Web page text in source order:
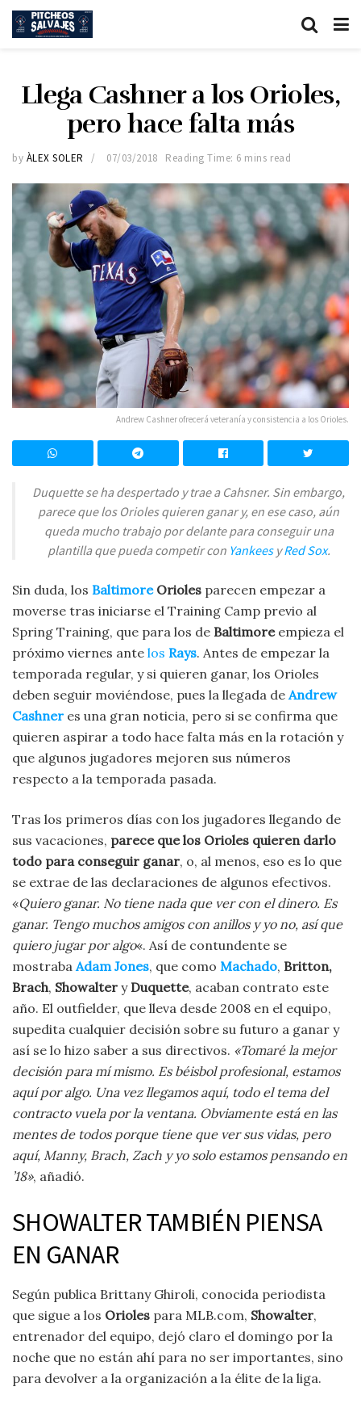
Llega Cashner a los Orioles,
pero hace falta más
by ÀLEX SOLER 07/03/2018 Reading Time: 6 mins read
Andrew Cashner ofrecerá veteranía y consistencia a los Orioles.
Duquette se ha despertado y trae a Cahsner. Sin embargo,
parece que los Orioles quieren ganar y, en ese caso, aún
queda mucho trabajo por delante para conseguir una
plantilla que pueda competir con YankeesyRed Sox.
Sin duda, los BaltimoreOrioles parecen empezar a
moverse tras iniciarse el Training Camp previo al
Spring Training, que para los de Baltimoreempieza el
próximo viernes ante los Rays. Antes de empezar la
temporada regular, y si quieren ganar, los Orioles
deben seguir moviéndose, pues la llegada deAndrew
Cashner es una gran noticia, pero si se confirma que
quieren aspirar a todo hace falta más en la rotación y
que algunos jugadores mejoren sus números
respecto a la temporada pasada.
Tras los primeros días con los jugadores llegando de
sus vacaciones, parece que los Orioles quieren darlo
todo para conseguir ganar, o, al menos, eso es lo que
se extrae de las declaraciones de algunos efectivos.
«Quiero ganar. No tiene nada que ver con el dinero. Es
ganar. Tengo muchos amigos con anillos y yo no, así que
quiero jugar por algo«. Así de contundente se
mostrabaAdam Jones, que como Machado, Britton,
Brach, Showalter y Duquette, acaban contrato este
año. El outfielder, que lleva desde 2008 en el equipo,
supedita cualquier decisión sobre su futuro a ganar y
así se lo hizo saber a sus directivos. «Tomaré la mejor
decisión para mí mismo. Es béisbol profesional, estamos
aquí por algo. Una vez llegamos aquí, todo el tema del
contracto vuela por la ventana. Obviamente está en las
mentes de todos porque tiene que ver sus vidas, pero
aquí, Manny, Brach, Zach y yo solo estamos pensando en
’18», añadió.
SHOWALTER TAMBIÉN PIENSA
EN GANAR
Según publica Brittany Ghiroli, conocida periodista
que sigue a los Orioles para MLB.com, Showalter,
entrenador del equipo, dejó claro el domingo por la
noche que no están ahí para no ser importantes, sino
para devolver a la organización a la élite de la liga.